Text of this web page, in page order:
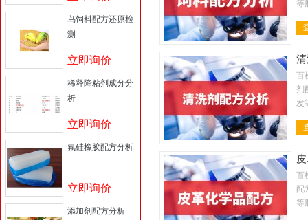
鸟饲料配方还原检
测
立即询价
稀释降粘剂成分分
析
立即询价
氟硅橡胶配方分析
立即询价
添加剂配方分析
等
百
剂
发
百
配
等